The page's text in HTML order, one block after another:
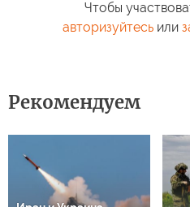
Чтобы
авторизуйтесьили
Рекомендуем